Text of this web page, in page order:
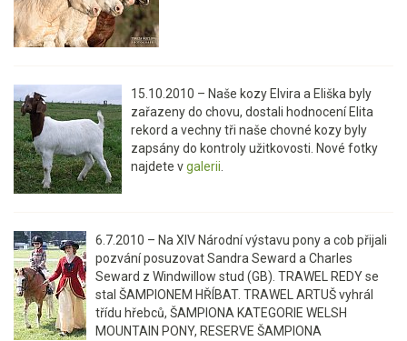
15.10.2010 – Naše kozy Elvira a Eliška byly
zařazeny do chovu, dostali hodnocení Elita
rekord a vechny tři naše chovné kozy byly
zapsány do kontroly užitkovosti. Nové fotky
najdete vgalerii
6.7.2010 – Na XIV Národní výstavu pony a cob přijali
pozvání posuzovat Sandra Seward a Charles
Seward z Windwillow stud (GB). TRAWEL REDY se
stal ŠAMPIONEM HŘÍBAT. TRAWEL ARTUŠ vyhrál
třídu hřebců, ŠAMPIONA KATEGORIE WELSH
MOUNTAIN PONY, RESERVE ŠAMPIONA